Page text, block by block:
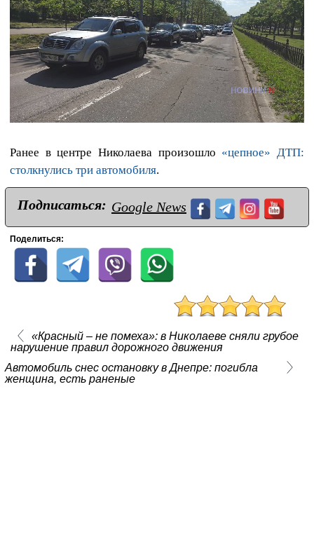
Ранее в центре Николаева произошло «цепное» ДТП:
столкнулись три автомобиля.
Подписаться: Google News
Поделиться:
«Красный – не помеха»: в Николаеве сняли грубое
нарушение правил дорожного движения
Автомобиль снес остановку в Днепре: погибла
женщина, есть раненые